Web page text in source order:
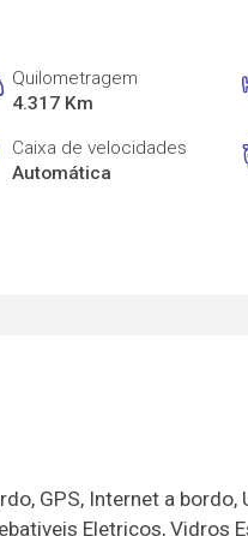
Quilometragem
4.317 Km
Caixa de velocidades
Automática
GPS, Internet a bordo,
Eletricos, Vidros